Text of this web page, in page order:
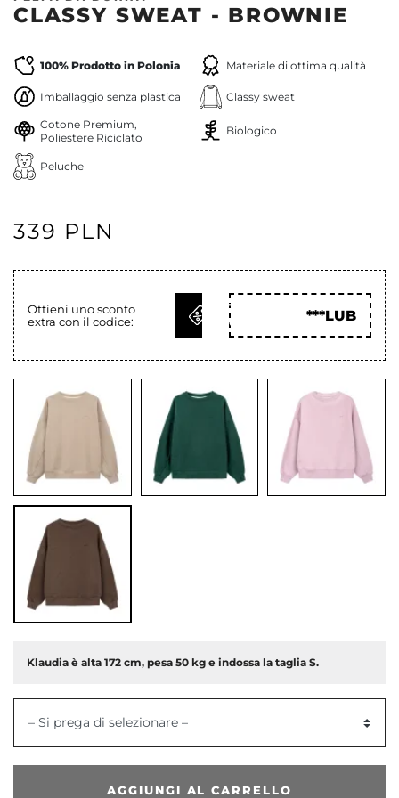
CLASSY SWEAT - BROWNIE
100% Prodotto in Polonia Materiale di ottima qualità
Imballaggio senza plastica Classy sweat
Cotone Premium,
Poliestere Riciclato
Biologico
Peluche
339 PLN
Ottieni uno sconto
extra con il codice:
OTTIENI
COD
***LUB
Klaudia è alta 172 cm, pesa 50 kg e indossa la taglia S.
– Si prega di selezionare –
AGGIUNGI AL CARRELLO